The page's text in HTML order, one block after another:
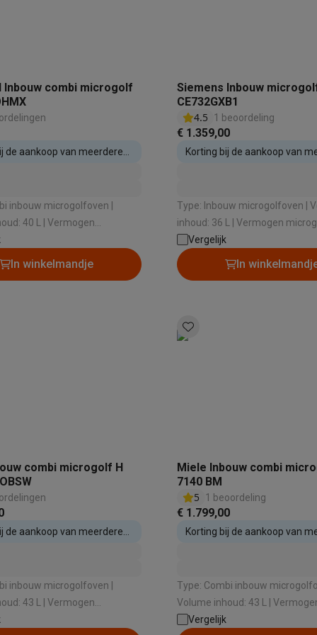
muizen
PC gaming controllers
Gaming monitors
steps accessoires GPS accessoires
Bewegingsdetectoren Slimme deurbellenRookmelders
Weerstations
Apple TVBatterijen & opladers
Stekkers & adapters
ecochequesBruiswatertoestellen met ecocheques
Diepvriezers met ecocheques Ovens met ecocheques
met ecocheques Monitors met ecochequesPowerbanks
Inbouw combi microgolf
de aankoop van meerdere
inbouw microgolfoven |
40 L | Vermogen
W | Draaischotel: Ja |
mm
In winkelmandje
Siemens Inbouw
CE732GXB1
4.5
1 beoordeling
€ 1.359,00
Korting bij de aankoop van
Type: Inbouw microgolfoven | Volume
inhoud: 36 L | Vermogen
| Draaischotel: Nee | Nishoogte:
Vergelijk
In
combi microgolf H
de aankoop van meerdere
inbouw microgolfoven |
43 L | Vermogen
W | Draaischotel: Nee |
Miele Inbouw combi
7140 BM
5
1 beoordeling
€ 1.799,00
Korting bij de aankoop van
Type: Combi inbouw
Volume inhoud: 43 L |
microgolf: 1000 W |
Vergelijk